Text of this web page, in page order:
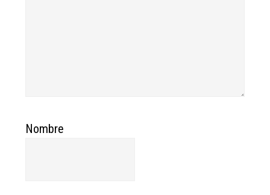
Nombre